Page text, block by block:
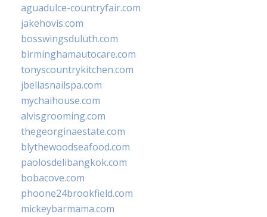
aguadulce-countryfair.com
jakehovis.com
bosswingsduluth.com
birminghamautocare.com
tonyscountrykitchen.com
jbellasnailspa.com
mychaihouse.com
alvisgrooming.com
thegeorginaestate.com
blythewoodseafood.com
paolosdelibangkok.com
bobacove.com
phoone24brookfield.com
mickeybarmama.com